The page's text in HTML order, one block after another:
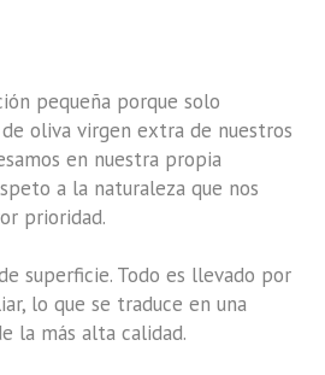
pequeña porque solo
oliva virgen extra de nuestros
en nuestra propia
a la naturaleza que nos
prioridad.
superficie. Todo es llevado por
lo que se traduce en una
la más alta calidad.